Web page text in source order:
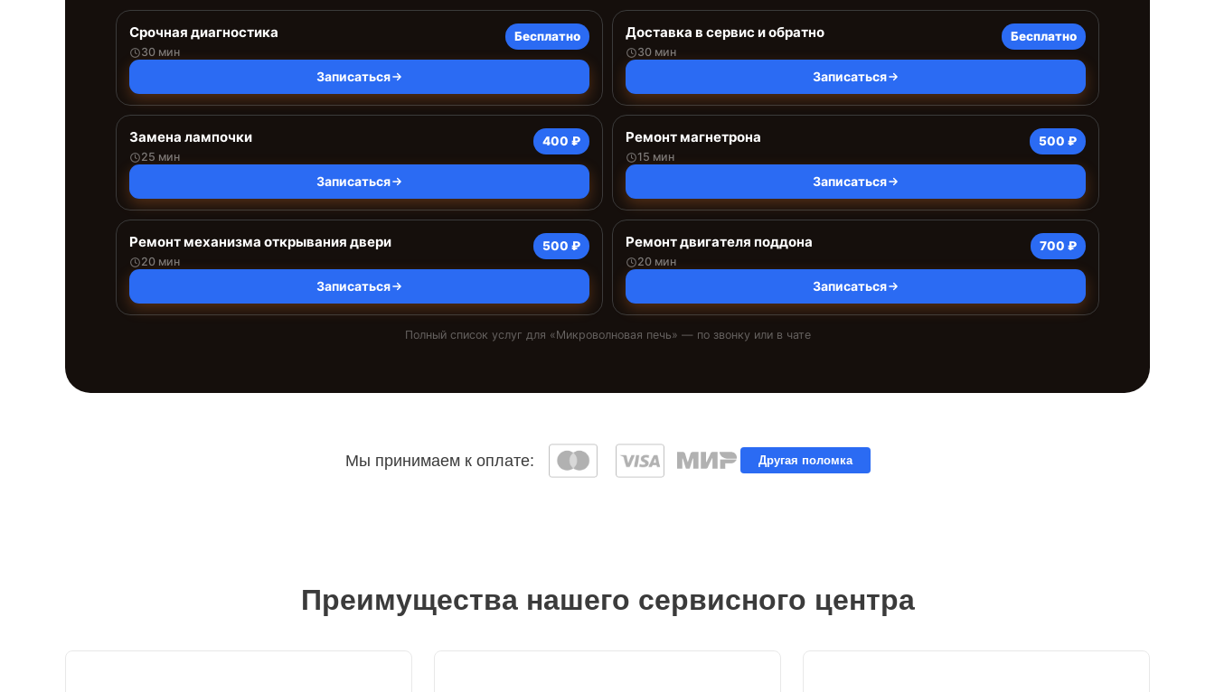
Срочная диагностика
30 мин
Бесплатно
Записаться
Доставка в сервис и обратно
30 мин
Бесплатно
Записаться
Замена лампочки
25 мин
400 ₽
Записаться
Ремонт магнетрона
15 мин
500 ₽
Записаться
Ремонт механизма открывания двери
20 мин
500 ₽
Записаться
Ремонт двигателя поддона
20 мин
700 ₽
Записаться
Полный список услуг для «Микроволновая печь» — по звонку или в чате
Мы принимаем к оплате: Другая поломка
Преимущества нашего сервисного центра